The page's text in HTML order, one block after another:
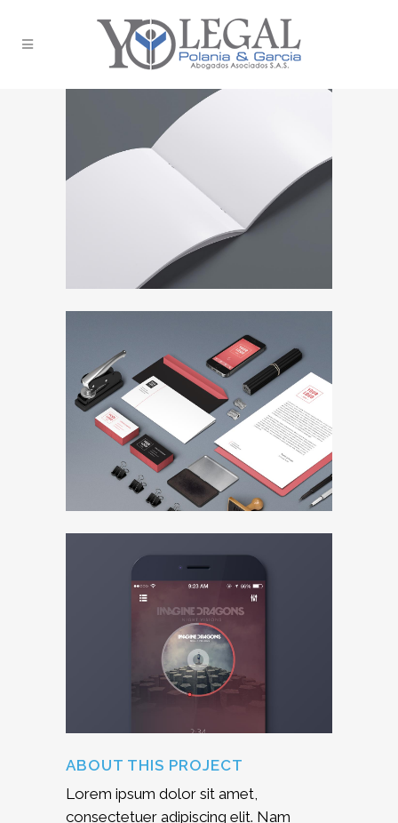
ABOUT THIS PROJECT
Lorem ipsum dolor sit amet,
consectetuer adipiscing elit. Nam